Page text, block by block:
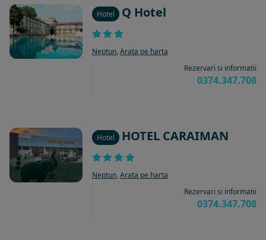
Hotel Q Hotel
Neptun, Arata pe harta
Rezervari si informatii
0374.347.708
Hotel HOTEL CARAIMAN
Neptun, Arata pe harta
Rezervari si informatii
0374.347.708